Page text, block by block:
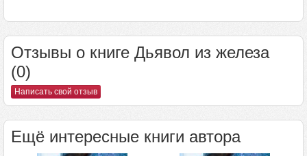
Отзывы о книге Дьявол из железа
(0)
Написать свой отзыв
Ещё интересные книги автора